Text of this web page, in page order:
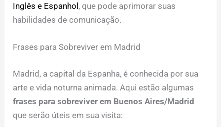
Inglês e Espanhol , que pode aprimorar suas
habilidades de comunicação.
Frases para Sobreviver em Madrid
Madrid, a capital da Espanha, é conhecida por sua
arte e vida noturna animada. Aqui estão algumas
frases para sobreviver em Buenos Aires/Madrid
que serão úteis em sua visita: